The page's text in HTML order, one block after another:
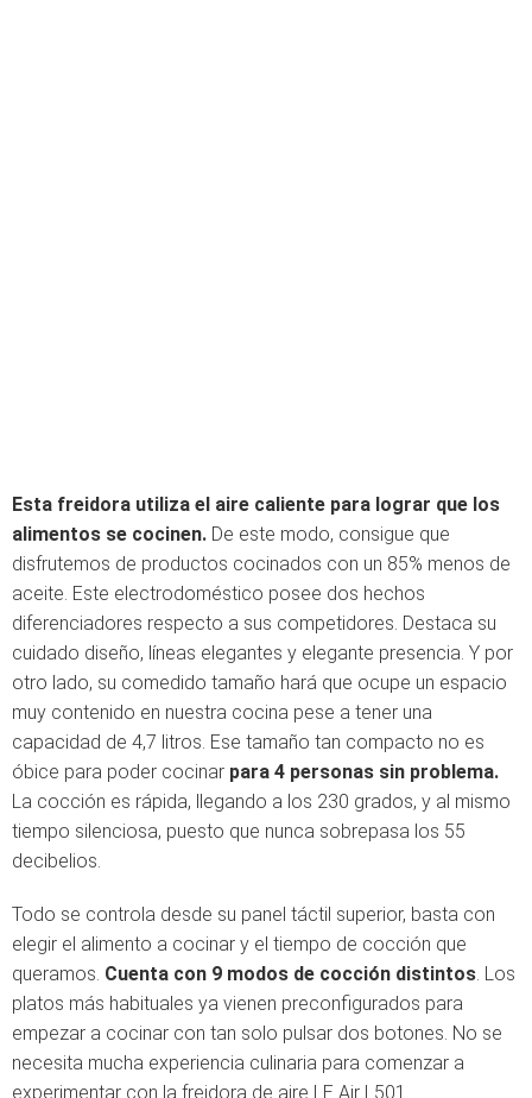
Esta freidora utiliza el aire caliente para lograr que los
alimentos se cocinen. De este modo, consigue que
disfrutemos de productos cocinados con un 85% menos de
aceite. Este electrodoméstico posee dos hechos
diferenciadores respecto a sus competidores. Destaca su
cuidado diseño, líneas elegantes y elegante presencia. Y por
otro lado, su comedido tamaño hará que ocupe un espacio
muy contenido en nuestra cocina pese a tener una
capacidad de 4,7 litros. Ese tamaño tan compacto no es
óbice para poder cocinar para 4 personas sin problema.
La cocción es rápida, llegando a los 230 grados, y al mismo
tiempo silenciosa, puesto que nunca sobrepasa los 55
decibelios.
Todo se controla desde su panel táctil superior, basta con
elegir el alimento a cocinar y el tiempo de cocción que
queramos. Cuenta con 9 modos de cocción distintos. Los
platos más habituales ya vienen preconfigurados para
empezar a cocinar con tan solo pulsar dos botones. No se
necesita mucha experiencia culinaria para comenzar a
experimentar con la freidora de aire LE Air L501.